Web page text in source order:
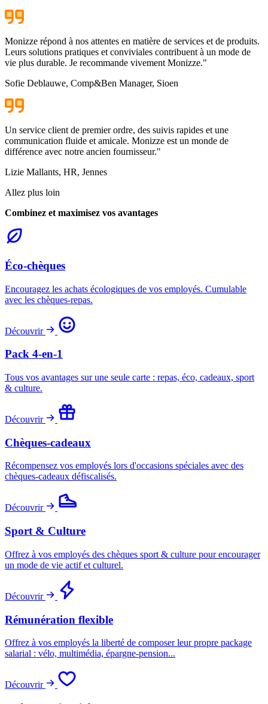
Monizze répond à nos attentes en matière de services et de produits.
Leurs solutions pratiques et conviviales contribuent à un mode de
vie plus durable. Je recommande vivement Monizze."
Sofie Deblauwe, Comp&Ben Manager, Sioen
Un service client de premier ordre, des suivis rapides et une
communication fluide et amicale. Monizze est un monde de
différence avec notre ancien fournisseur."
Lizie Mallants, HR, Jennes
Allez plus loin
Combinez et maximisez vos avantages
Éco-chèques
Encouragez les achats écologiques de vos employés. Cumulable
avec les chèques-repas.
Découvrir
Pack 4-en-1
Tous vos avantages sur une seule carte : repas, éco, cadeaux, sport
& culture.
Découvrir
Chèques-cadeaux
Récompensez vos employés lors d'occasions spéciales avec des
chèques-cadeaux défiscalisés.
Découvrir
Sport & Culture
Offrez à vos employés des chèques sport & culture pour encourager
un mode de vie actif et culturel.
Découvrir
Rémunération flexible
Offrez à vos employés la liberté de composer leur propre package
salarial : vélo, multimédia, épargne-pension...
Découvrir